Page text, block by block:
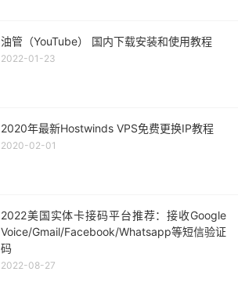
油管（YouTube） 国内下载安装和使用教程
2022-01-23
2020年最新Hostwinds VPS免费更换IP教程
2020-02-01
2022美国实体卡接码平台推荐：接收Google
Voice/Gmail/Facebook/Whatsapp等短信验证
码
2022-08-27